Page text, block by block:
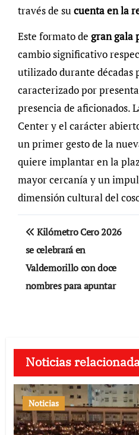
través de sucuenta en la
Este formato de gran gala
cambio significativo
utilizado durante décadas
caracterizado por
presencia de aficionados.
Center y el carácter
un primer gesto de la
quiere implantar en la
mayor cercanía y un
dimensión cultural del
Navegación
de
entradas
Kilómetro Cero 2026
se celebrará en
Valdemorillo con doce
nombres para apuntar
Noticias
Noticias